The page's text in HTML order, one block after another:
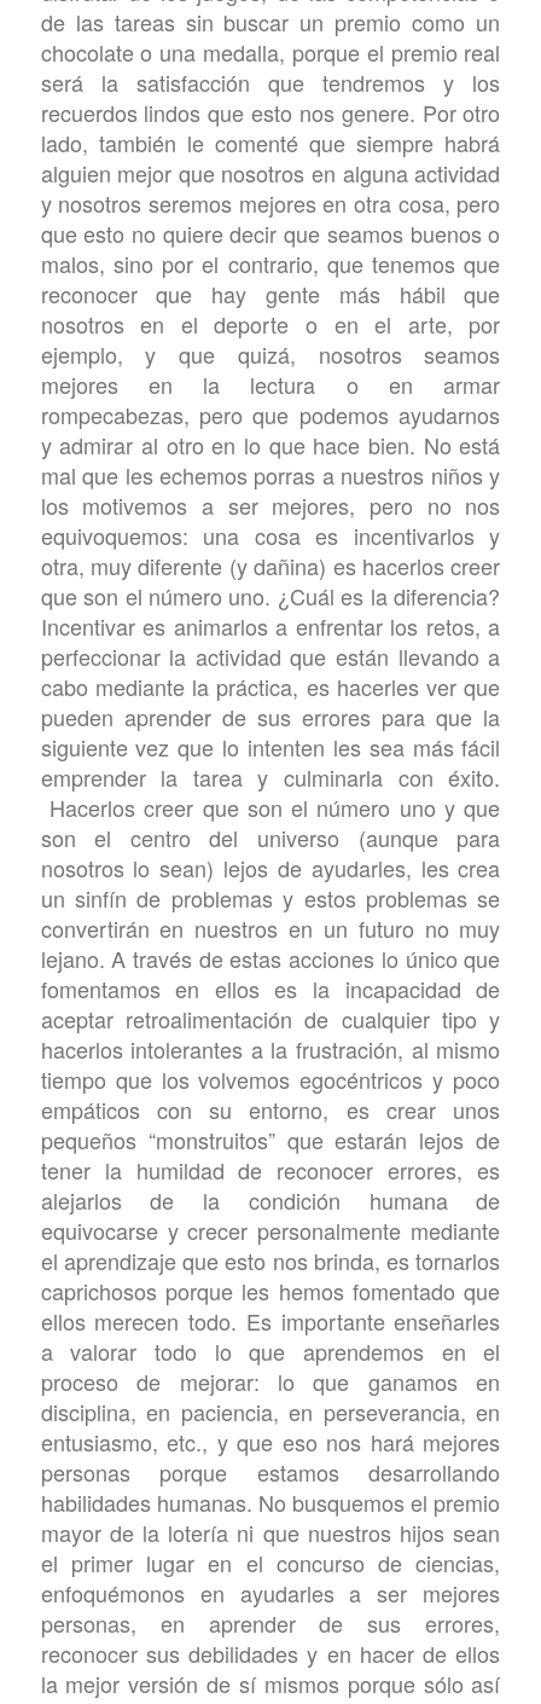
de las tareas sin buscar un premio como un
chocolate o una medalla, porque el premio real
será la satisfacción que tendremos y los
recuerdos lindos que esto nos genere. Por otro
lado, también le comenté que siempre habrá
alguien mejor que nosotros en alguna actividad
y nosotros seremos mejores en otra cosa, pero
que esto no quiere decir que seamos buenos o
malos, sino por el contrario, que tenemos que
reconocer que hay gente más hábil que
nosotros en el deporte o en el arte, por
ejemplo, y que quizá, nosotros seamos
mejores en la lectura o en armar
rompecabezas, pero que podemos ayudarnos
y admirar al otro en lo que hace bien. No está
mal que les echemos porras a nuestros niños y
los motivemos a ser mejores, pero no nos
equivoquemos: una cosa es incentivarlos y
otra, muy diferente (y dañina) es hacerlos creer
que son el número uno. ¿Cuál es la diferencia?
Incentivar es animarlos a enfrentar los retos, a
perfeccionar la actividad que están llevando a
cabo mediante la práctica, es hacerles ver que
pueden aprender de sus errores para que la
siguiente vez que lo intenten les sea más fácil
emprender la tarea y culminarla con éxito.
Hacerlos creer que son el número uno y que
son el centro del universo (aunque para
nosotros lo sean) lejos de ayudarles, les crea
un sinfín de problemas y estos problemas se
convertirán en nuestros en un futuro no muy
lejano. A través de estas acciones lo único que
fomentamos en ellos es la incapacidad de
aceptar retroalimentación de cualquier tipo y
hacerlos intolerantes a la frustración, al mismo
tiempo que los volvemos egocéntricos y poco
empáticos con su entorno, es crear unos
pequeños “monstruitos” que estarán lejos de
tener la humildad de reconocer errores, es
alejarlos de la condición humana de
equivocarse y crecer personalmente mediante
el aprendizaje que esto nos brinda, es tornarlos
caprichosos porque les hemos fomentado que
ellos merecen todo. Es importante enseñarles
a valorar todo lo que aprendemos en el
proceso de mejorar: lo que ganamos en
disciplina, en paciencia, en perseverancia, en
entusiasmo, etc., y que eso nos hará mejores
personas porque estamos desarrollando
habilidades humanas. No busquemos el premio
mayor de la lotería ni que nuestros hijos sean
el primer lugar en el concurso de ciencias,
enfoquémonos en ayudarles a ser mejores
personas, en aprender de sus errores,
reconocer sus debilidades y en hacer de ellos
la mejor versión de sí mismos porque sólo así